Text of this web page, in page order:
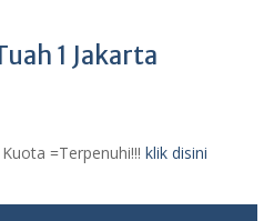
1 Jakarta
=Terpenuhi!!! klik disini